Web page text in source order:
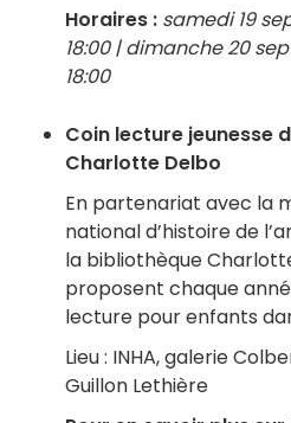
Horaires : samedi 19
18:00 | dimanche 20
18:00
Coin lecture jeunesse
Charlotte Delbo
En partenariat avec la
national d’histoire de
la bibliothèque
proposent chaque
lecture pour enfants
Lieu : INHA, galerie
Guillon Lethière